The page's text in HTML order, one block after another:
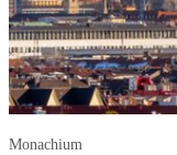
Monachium